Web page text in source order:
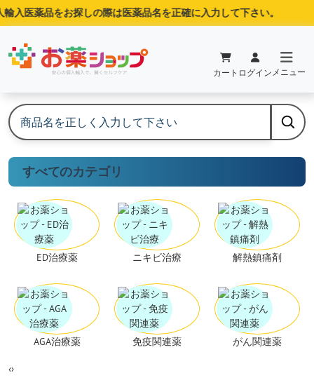
入医薬品をお探しの際は医薬品名を正確に入力して下さい。
カート ログイン メニュー
すべてのカテゴリ
ED治療薬
AGA治療薬
ニキビ治療
免疫関連薬
解熱鎮痛剤
がん関連薬
‹›